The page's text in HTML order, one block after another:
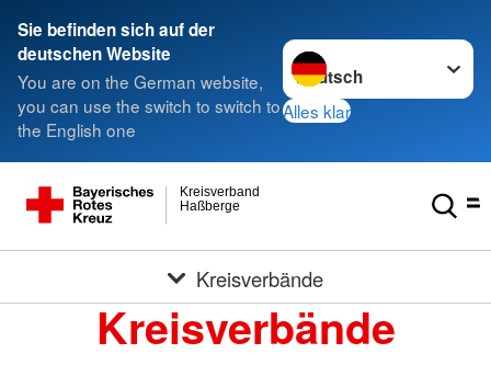
Sie befinden sich auf der
deutschen Website
You are on the German website,
you can use the switch to switch to
the English one
Sprache wechseln zu
Alles klar
Haßberge
Kreisverband
Kreisverbände
Kreisverbände